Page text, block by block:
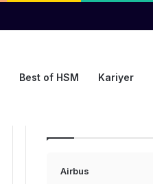
Best of HSM Kariyer
Airbus